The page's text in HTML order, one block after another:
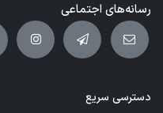
رسانه‌های اجتماعی
دسترسی سریع